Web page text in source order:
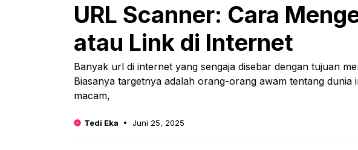
URL Scanner: Cara
atau Link di Internet
Banyak url di internet yang sengaja disebar dengan tujuan
Biasanya targetnya adalah orang-orang awam tentang
macam,
Tedi Eka Juni 25, 2025